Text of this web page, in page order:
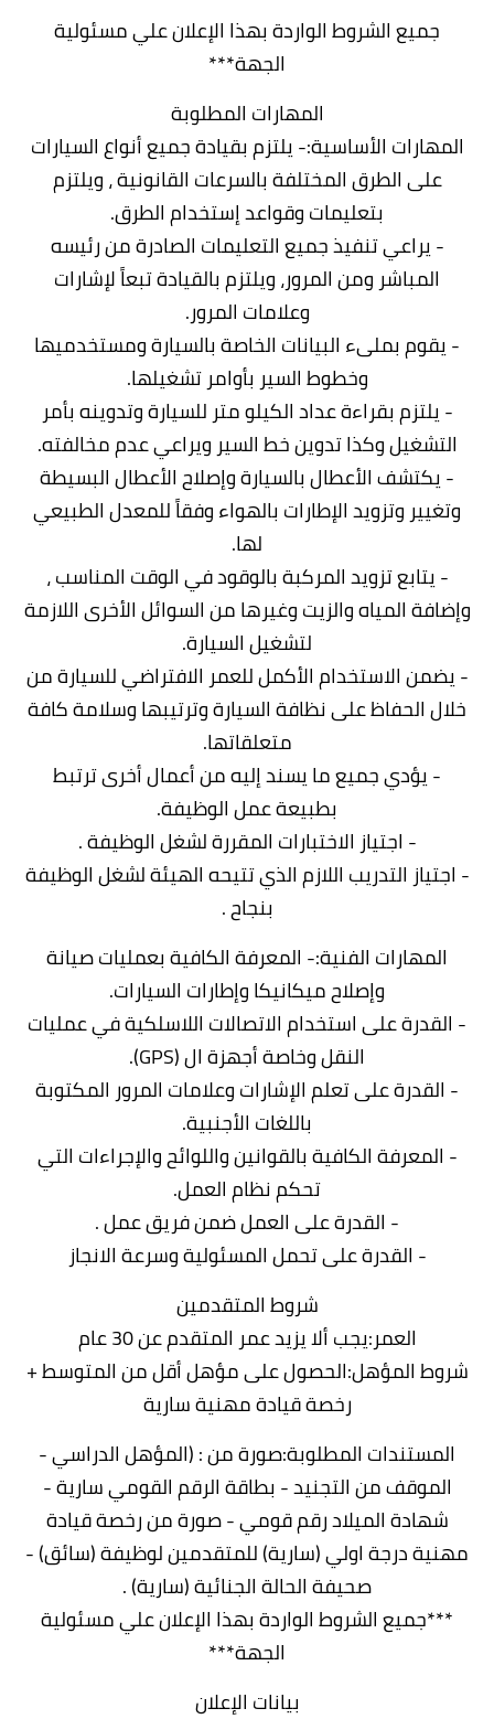
جميع الشروط الواردة بهذا الإعلان علي مسئولية
الجهة***
المهارات المطلوبة
المهارات الأساسية:- يلتزم بقيادة جميع أنواع السيارات
على الطرق المختلفة بالسرعات القانونية ، ويلتزم
بتعليمات وقواعد إستخدام الطرق.
- يراعي تنفيذ جميع التعليمات الصادرة من رئيسه
المباشر ومن المرور، ويلتزم بالقيادة تبعاً لإشارات
وعلامات المرور.
- يقوم بملىء البيانات الخاصة بالسيارة ومستخدميها
وخطوط السير بأوامر تشغيلها.
- يلتزم بقراءة عداد الكيلو متر للسيارة وتدوينه بأمر
التشغيل وكذا تدوين خط السير ويراعي عدم مخالفته.
- يكتشف الأعطال بالسيارة وإصلاح الأعطال البسيطة
وتغيير وتزويد الإطارات بالهواء وفقاً للمعدل الطبيعي
لها.
- يتابع تزويد المركبة بالوقود في الوقت المناسب ،
وإضافة المياه والزيت وغيرها من السوائل الأخرى اللازمة
لتشغيل السيارة.
- يضمن الاستخدام الأكمل للعمر الافتراضي للسيارة من
خلال الحفاظ على نظافة السيارة وترتيبها وسلامة كافة
متعلقاتها.
- يؤدي جميع ما يسند إليه من أعمال أخرى ترتبط
بطبيعة عمل الوظيفة.
- اجتياز الاختبارات المقررة لشغل الوظيفة .
- اجتياز التدريب اللازم الذي تتيحه الهيئة لشغل الوظيفة
بنجاح .
المهارات الفنية:- المعرفة الكافية بعمليات صيانة
وإصلاح ميكانيكا وإطارات السيارات.
- القدرة على استخدام الاتصالات اللاسلكية في عمليات
النقل وخاصة أجهزة ال (GPS).
- القدرة على تعلم الإشارات وعلامات المرور المكتوبة
باللغات الأجنبية.
- المعرفة الكافية بالقوانين واللوائح والإجراءات التي
تحكم نظام العمل.
- القدرة على العمل ضمن فريق عمل .
- القدرة على تحمل المسئولية وسرعة الانجاز
شروط المتقدمين
العمر:يجب ألا يزيد عمر المتقدم عن 30 عام
شروط المؤهل:الحصول على مؤهل أقل من المتوسط +
رخصة قيادة مهنية سارية
المستندات المطلوبة:صورة من : (المؤهل الدراسي -
الموقف من التجنيد - بطاقة الرقم القومي سارية -
شهادة الميلاد رقم قومي - صورة من رخصة قيادة
مهنية درجة اولي (سارية) للمتقدمين لوظيفة (سائق) -
صحيفة الحالة الجنائية (سارية) .
***جميع الشروط الواردة بهذا الإعلان علي مسئولية
الجهة***
بيانات الإعلان